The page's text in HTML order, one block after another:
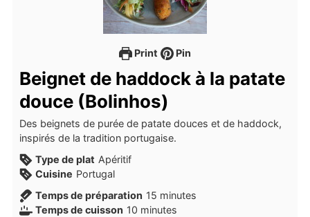
Print Pin
Beignet de haddock à la patate
douce (Bolinhos)
Des beignets de purée de patate douces et de haddock,
inspirés de la tradition portugaise.
Type de plat Apéritif
Cuisine Portugal
Temps de préparation 15 minutes
minutes
Temps de cuisson 10 minutes
minutes